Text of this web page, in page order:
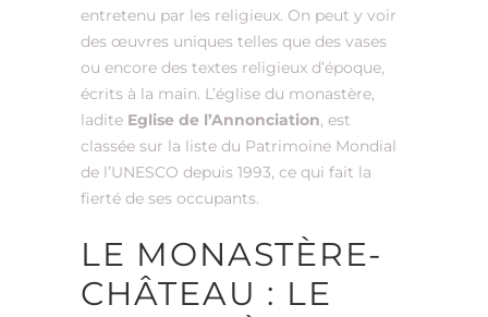
entretenu par les religieux. On peut y voir
des œuvres uniques telles que des vases
ou encore des textes religieux d’époque,
écrits à la main. L’église du monastère,
ladite Eglise de l’Annonciation, est
classée sur la liste du Patrimoine Mondial
de l’UNESCO depuis 1993, ce qui fait la
fierté de ses occupants.
LE MONASTÈRE-
CHÂTEAU : LE